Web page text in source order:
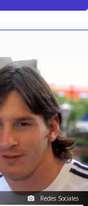
Redes Sociales